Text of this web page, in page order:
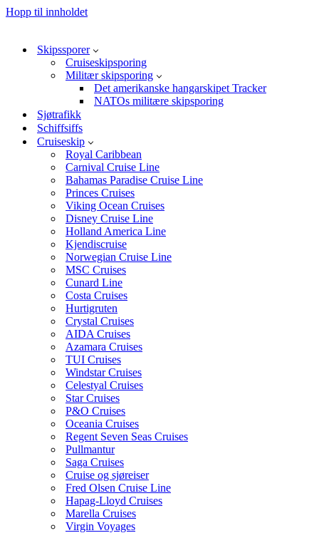
Hopp til innholdet
Skipssporer
Cruiseskipsporing
Militær skipsporing
Det amerikanske hangarskipet Tracker
NATOs militære skipsporing
Sjøtrafikk
Schiffsiffs
Cruiseskip
Royal Caribbean
Carnival Cruise Line
Bahamas Paradise Cruise Line
Princes Cruises
Viking Ocean Cruises
Disney Cruise Line
Holland America Line
Kjendiscruise
Norwegian Cruise Line
MSC Cruises
Cunard Line
Costa Cruises
Hurtigruten
Crystal Cruises
AIDA Cruises
Azamara Cruises
TUI Cruises
Windstar Cruises
Celestyal Cruises
Star Cruises
P&O Cruises
Oceania Cruises
Regent Seven Seas Cruises
Pullmantur
Saga Cruises
Cruise og sjøreiser
Fred Olsen Cruise Line
Hapag-Lloyd Cruises
Marella Cruises
Virgin Voyages